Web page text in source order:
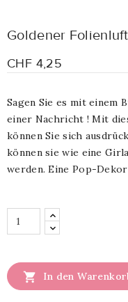
Goldener
CHF 4,25
Sagen Sie es mit einem
einer Nachricht ! Mit
können Sie sich
können sie wie eine
werden. Eine Pop-
 In den